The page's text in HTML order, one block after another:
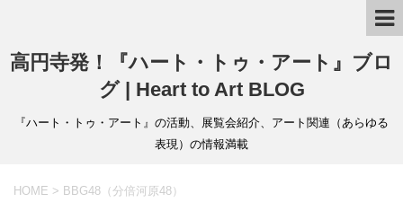
高円寺発！『ハート・トゥ・アート』ブロ
グ | Heart to Art BLOG
『ハート・トゥ・アート』の活動、展覧会紹介、アート関連（あらゆる
表現）の情報満載
HOME > BBG48（分倍河原48）